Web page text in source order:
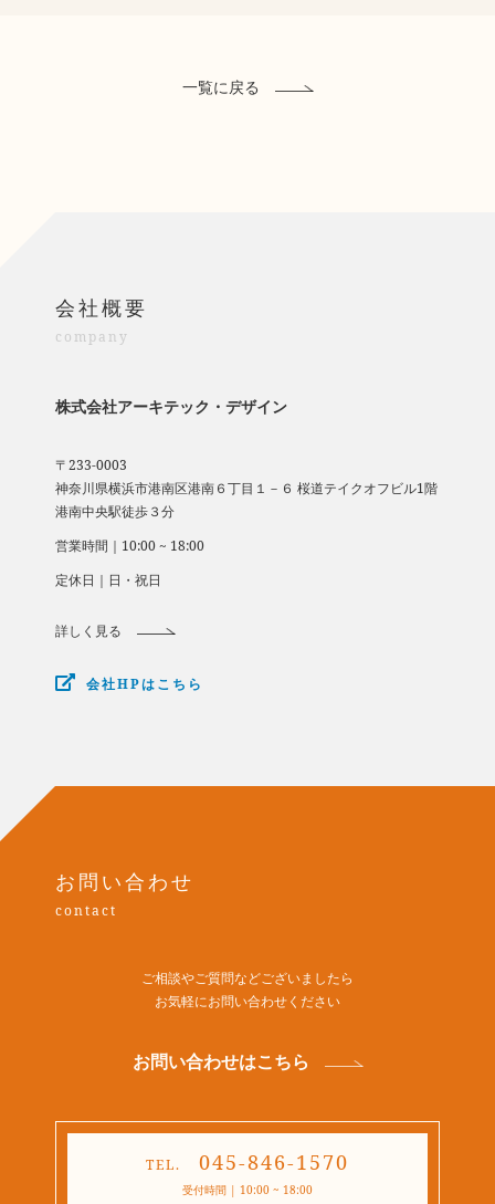
一覧に戻る
会社概要
company
株式会社アーキテック・デザイン
〒233-0003
​​​​​​​神奈川県横浜市港南区港南６丁目１－６ 桜道テイクオフビル1階
​​​​​​​港南中央駅徒歩３分
営業時間｜10:00 ~ 18:00
定休日｜日・祝日
詳しく見る
会社HPはこちら
お問い合わせ
contact
ご相談やご質問などございましたら
​​​​​​​お気軽にお問い合わせください
お問い合わせはこちら
TEL. 045-846-1570
受付時間 | 10:00 ~ 18:00